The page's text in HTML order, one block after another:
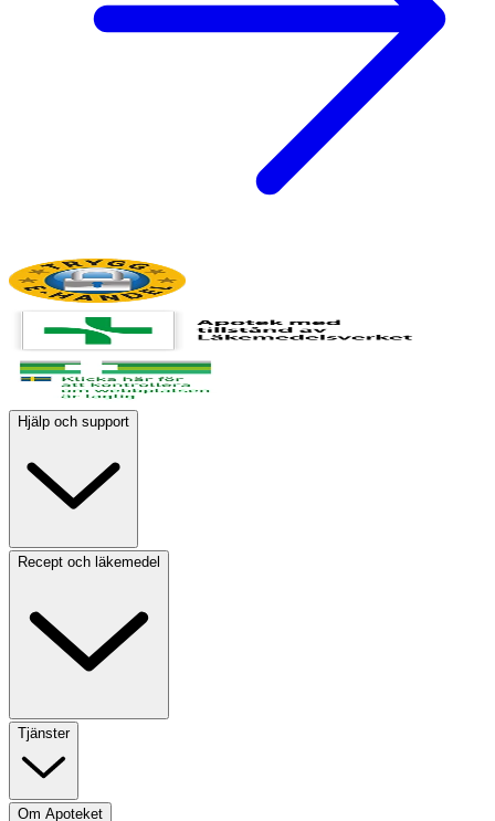
Hjälp och support
Recept och läkemedel
Tjänster
Om Apoteket